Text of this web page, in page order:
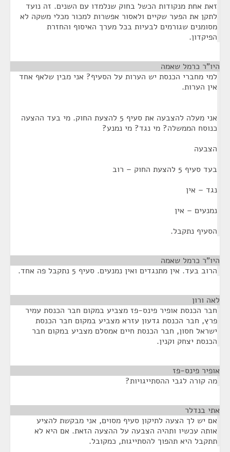
זאת אחת מנקודות הכשל בחוק שנלמדו עם השנים. זה נועד
לתקן את הפער שקיים ולאסור אפשרות למכור מכלי משקה לא
מסומנים שגורמים לבעיות בכל מערך האיסוף והחזרת
הפיקדון.
היו"ר כרמל שאמה
למי מחברי הכנסת יש הערות על הסעיף? אני מבין שלאף אחד
אין הערות.
אני מעלה להצבעה את סעיף 5 להצעת החוק. מי בעד ההצעה
כנוסח הממשלה? מי נגד? מי נמנע?
הצבעה
בעד סעיף 5 להצעת החוק – רוב
נגד – אין
נמנעים – אין
הסעיף נתקבל.
היו"ר כרמל שאמה
הרוב בעד. אין מתנגדים ואין נמנעים. סעיף 5 נתקבל פה אחד.
לאה ורון
חבר הכנסת אופיר פינס-פז מצביע במקום חבר הכנסת עמיר
פרץ, חבר הכנסת גדעון עזרא מצביע במקום חבר הכנסת
ישראל חסון, חבר הכנסת חיים אמסלם מצביע במקום חבר
הכנסת יצחק וקנין.
אופיר פינס-פז
מה קורה לגבי ההסתייגויות?
אתי בנדלר
אם יש לך הצעה לתיקון סעיף מסוים, אני מבקשת להציע
אותה עכשיו ותהיה הצבעה על ההצעה הזאת. אם היא לא
תתקבל היא תהפוך להסתייגות, כמקובל.